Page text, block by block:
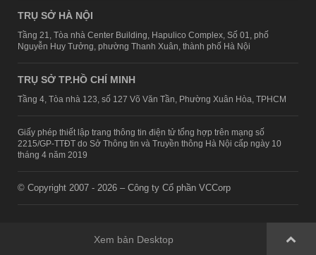
TRỤ SỞ HÀ NỘI
Tầng 21, Tòa nhà Center Building, Hapulico Complex, Số 01, phố
Nguyễn Huy Tưởng, phường Thanh Xuân, thành phố Hà Nội
TRỤ SỞ TP.HỒ CHÍ MINH
Tầng 4, Tòa nhà 123, số 127 Võ Văn Tần, Phường Xuân Hòa, TPHCM
Giấy phép thiết lập trang thông tin điện tử tổng hợp trên mạng số
2215/GP-TTĐT do Sở Thông tin và Truyền thông Hà Nội cấp ngày 10
tháng 4 năm 2019
© Copyright 2007 - 2026 – Công ty Cổ phần VCCorp
Xem bản Desktop